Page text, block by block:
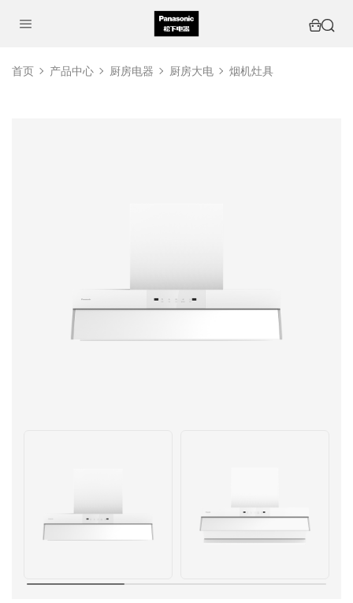
首页 产品中心 厨房电器 厨房大电 烟机灶具